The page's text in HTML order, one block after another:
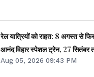
रेल यात्रियों को राहत: 8 अगस्त से
आनंद विहार स्पेशल ट्रेन, 27 सितंबर
परिचालन
Aug 05, 2026 09:43 PM